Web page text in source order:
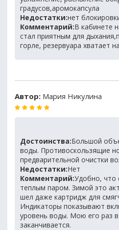
градусов,аромокапсула
Недостатки:нет
Комментарий:В кабинете
стал приятным для
горле, резервуара хватает
Автор: Мария Никулина
Достоинства:Большой
воды. Противоскользящие
предварительной очистки
Недостатки:Нет
Комментарий:Удобно, что
теплым паром. Зимой это
шел даже картридж для
Индикаторы показывают
уровень воды. Мою его раз
заканчивается.